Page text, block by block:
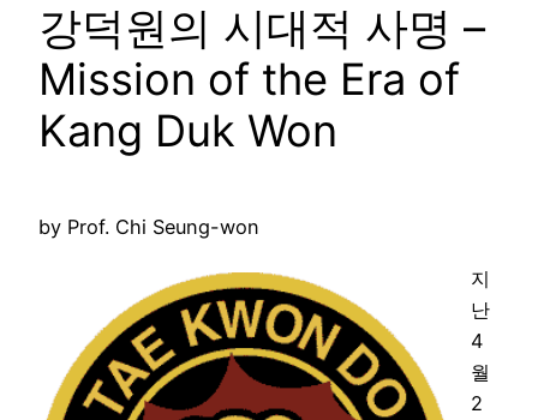
강덕원의 시대적 사명 –
Mission of the Era of
Kang Duk Won
by Prof. Chi Seung-won
지
난
4
월
2